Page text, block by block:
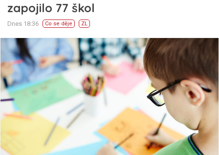
zapojilo 77 škol
Dnes 18:36 Co se děje ZL